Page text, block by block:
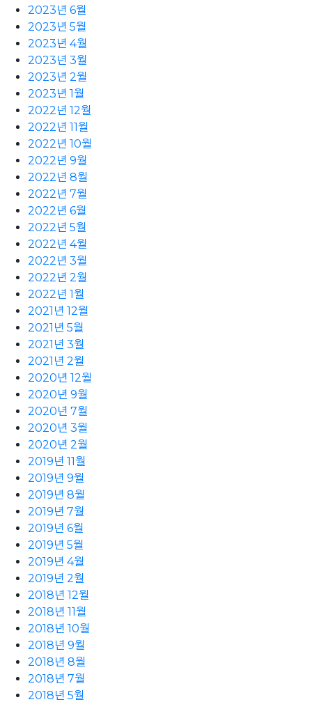
2023년 6월
2023년 5월
2023년 4월
2023년 3월
2023년 2월
2023년 1월
2022년 12월
2022년 11월
2022년 10월
2022년 9월
2022년 8월
2022년 7월
2022년 6월
2022년 5월
2022년 4월
2022년 3월
2022년 2월
2022년 1월
2021년 12월
2021년 5월
2021년 3월
2021년 2월
2020년 12월
2020년 9월
2020년 7월
2020년 3월
2020년 2월
2019년 11월
2019년 9월
2019년 8월
2019년 7월
2019년 6월
2019년 5월
2019년 4월
2019년 2월
2018년 12월
2018년 11월
2018년 10월
2018년 9월
2018년 8월
2018년 7월
2018년 5월